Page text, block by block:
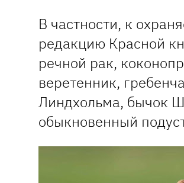
В частности, к
редакцию Красной
речной рак,
веретенник,
Линдхольма, бычок
обыкновенный